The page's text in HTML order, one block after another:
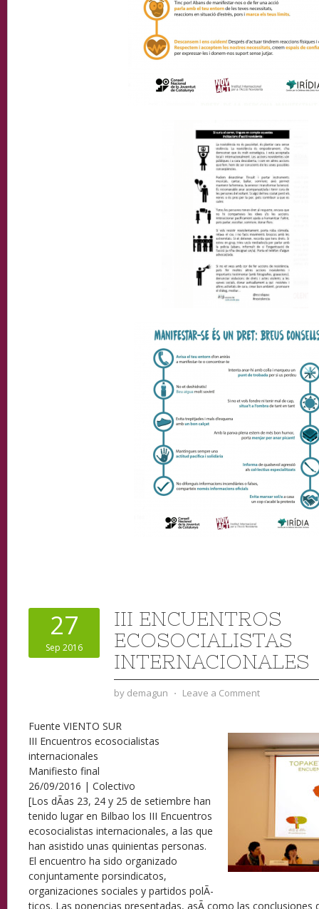
27
Sep 2016
III ENCUENTROS
ECOSOCIALISTAS
INTERNACIONALES
by demagun ⋅ Leave a Comment
Fuente VIENTO SUR
III Encuentros ecosocialistas
internacionales
Manifiesto final
26/09/2016 | Colectivo
[Los dÃ­as 23, 24 y 25 de setiembre han
tenido lugar en Bilbao los III Encuentros
ecosocialistas internacionales, a las que
han asistido unas quinientas personas.
El encuentro ha sido organizado
conjuntamente porsindicatos,
organizaciones sociales y partidos polÃ­
ticos. Las ponencias presentadas, asÃ­ como las conclusiones